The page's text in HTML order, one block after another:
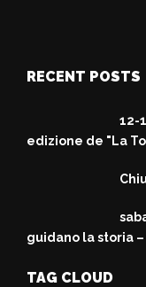
RECENT POSTS
12-
edizione de "La
guidano la storia –
TAG CLOUD